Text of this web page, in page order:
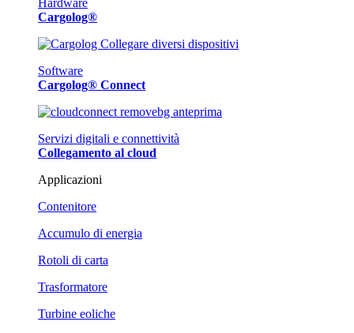
Cargolog®
Software
Cargolog® Connect
Servizi digitali e connettività
Collegamento al cloud
Applicazioni
Contenitore
Accumulo di energia
Rotoli di carta
Trasformatore
Turbine eoliche